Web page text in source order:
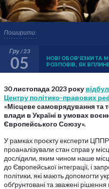
Поширити:
Гру / 23
05
НОВІ ОБОВ’ЯЗКИ ТА
РОЗПОВІВ, ЯК
30 листопада 2023 року
Центру політико-правових
«Місцеве самоврядування та
влади в Україні в умовах
Європейського Союзу».
У рамках проєкту експерти ЦППР
проаналізували стан справ у
дослідили, яким чином наше
до Європейської інтеграції, і
політики, які мають допомогти
обґрунтовані та зважені рішення